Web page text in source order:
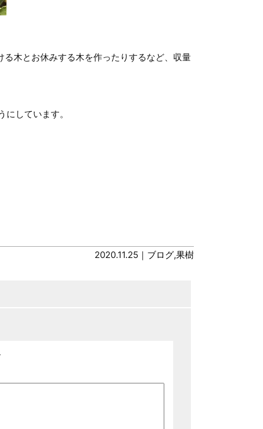
木とお休みする木を作ったりするなど、収量
しています。
2020.11.25｜ ブログ,果樹